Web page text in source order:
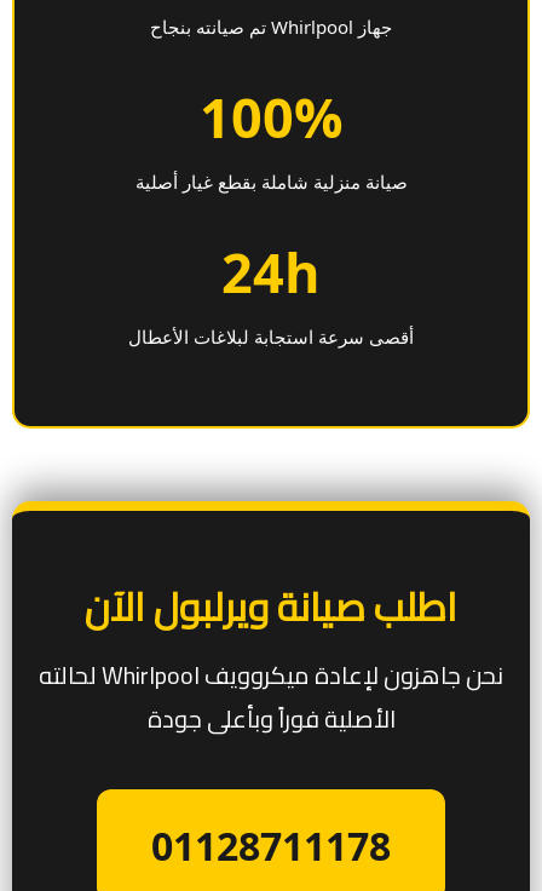
جهاز Whirlpool تم صيانته بنجاح
100%
صيانة منزلية شاملة بقطع غيار أصلية
24h
أقصى سرعة استجابة لبلاغات الأعطال
اطلب صيانة ويرلبول الآن
نحن جاهزون لإعادة ميكروويف Whirlpool لحالته
الأصلية فوراً وبأعلى جودة
01128711178